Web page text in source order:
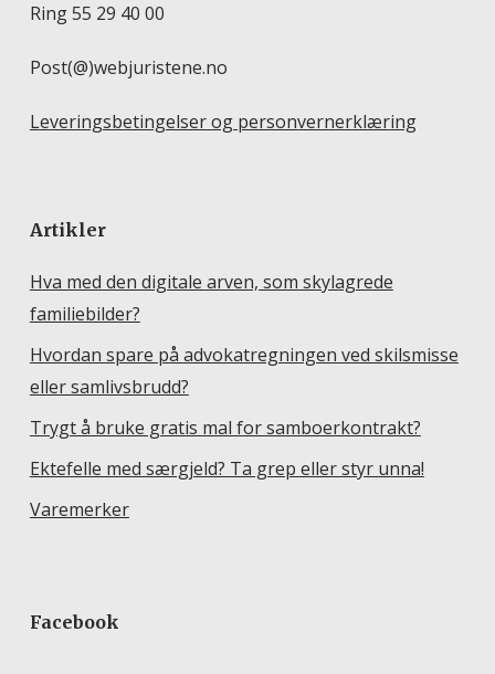
Ring 55 29 40 00
Post(@)webjuristene.no
Leveringsbetingelser og personvernerklæring
Artikler
Hva med den digitale arven, som skylagrede
familiebilder?
Hvordan spare på advokatregningen ved skilsmisse
eller samlivsbrudd?
Trygt å bruke gratis mal for samboerkontrakt?
Ektefelle med særgjeld? Ta grep eller styr unna!
Varemerker
Facebook